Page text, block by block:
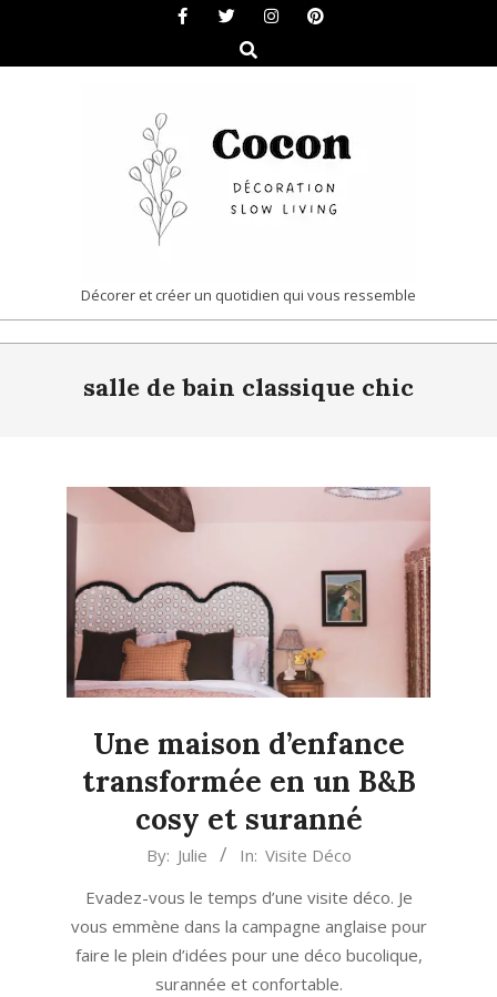
content
Search
COCON
|
DÉCORATION
LIVING
Décorer et créer un quotidien qui vous ressemble
salle de bain classique chic
Une maison d’enfance
transformée en un B&B
cosy et suranné
By: Julie In: Visite Déco
Evadez-vous le temps d’une visite déco. Je
vous emmène dans la campagne anglaise pour
faire le plein d’idées pour une déco bucolique,
surannée et confortable.